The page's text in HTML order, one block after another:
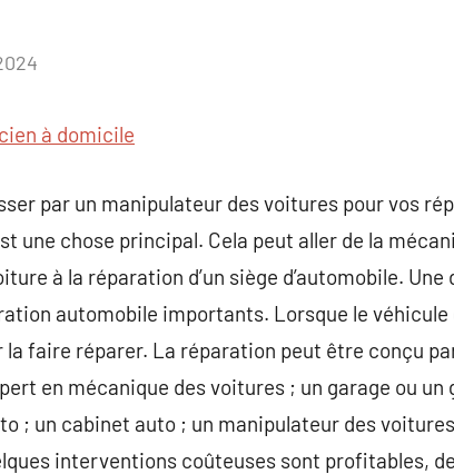
à domicile
par un manipulateur des voitures pour vos
une chose principal. Cela peut aller de la
à la réparation d’un siège d’automobile.
automobile importants. Lorsque le véhicule
faire réparer. La réparation peut être conçu
en mécanique des voitures ; un garage ou
; un cabinet auto ; un manipulateur des
interventions coûteuses sont profitables,